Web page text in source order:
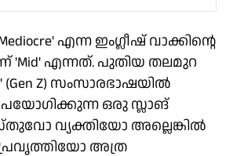
എന്ന ഇംഗ്ലീഷ് വാക്കിന്റെ
എന്നത്. പുതിയ തലമുറ
Z) സംസാരഭാഷയിൽ
ഒരു സ്ലാങ്
വ്യക്തിയോ അല്ലെങ്കിൽ
അത്ര